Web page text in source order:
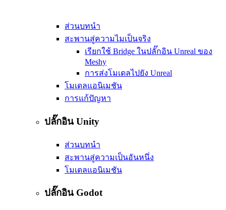
ส่วนบทนำ
สะพานสู่ความไมเป็นจริง
เรียกใช้ Bridge ในปลั๊กอิน Unreal ของ
Meshy
การส่งโมเดลไปยัง Unreal
โมเดลแอนิเมชัน
การแก้ปัญหา
ปลั๊กอิน Unity
ส่วนบทนำ
สะพานสู่ความเป็นอันหนึ่ง
โมเดลแอนิเมชัน
ปลั๊กอิน Godot